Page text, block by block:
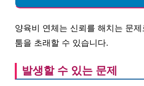
양육비 연체는 신뢰를 해치는 문
툼을 초래할 수 있습니다.
발생할 수 있는 문제